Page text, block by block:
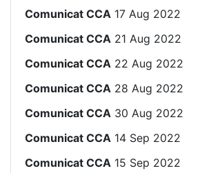
Comunicat CCA 17 Aug 2022
Comunicat CCA 21 Aug 2022
Comunicat CCA 22 Aug 2022
Comunicat CCA 28 Aug 2022
Comunicat CCA 30 Aug 2022
Comunicat CCA 14 Sep 2022
Comunicat CCA 15 Sep 2022